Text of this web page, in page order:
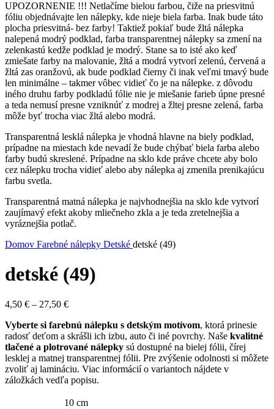
UPOZORNENIE !!! Netlačíme bielou farbou, čiže na priesvitnú
fóliu objednávajte len nálepky, kde nieje biela farba. Inak bude táto
plocha priesvitná- bez farby! Taktiež pokiaľ bude žltá nálepka
nalepená modrý podklad, farba transparentnej nálepky sa zmení na
zelenkastú kedže podklad je modrý. Stane sa to isté ako keď
zmiešate farby na malovanie, žltá a modrá vytvorí zelenú, červená a
žltá zas oranžovú, ak bude podklad čierny či inak veľmi tmavý bude
len minimálne – takmer vôbec vidieť čo je na nálepke. z dôvodu
iného druhu farby podkladú fólie nie je miešanie farieb úpne presné
a teda nemusí presne vzniknúť z modrej a žltej presne zelená, farba
môže byť trocha viac žltá alebo modrá.
Transparentná lesklá nálepka je vhodná hlavne na biely podklad,
prípadne na miestach kde nevadí že bude chýbať biela farba alebo
farby budú skreslené. Prípadne na sklo kde práve chcete aby bolo
cez nálepku trocha vidieť alebo aby nálepka aj zmenila prenikajúcu
farbu svetla.
Transparentná matná nálepka je najvhodnejšia na sklo kde vytvorí
zaujímavý efekt akoby mliečneho zkla a je teda zretelnejšia a
vyráznejšia potlač.
Domov Farebné nálepky Detské detské (49)
detské (49)
4,50 € – 27,50 €Price
4,50 €
through
27,50 €
Vyberte si farebnú nálepku s detským motívom, ktorá prinesie
radosť deťom a skrášli ich izbu, auto či iné povrchy. Naše kvalitné
tlačené a plotrované nálepky sú dostupné na bielej fólii, čírej
lesklej a matnej transparentnej fólii. Pre zvýšenie odolnosti si môžete
zvoliť aj lamináciu. Viac informácií o variantoch nájdete v
záložkách vedľa popisu.
10 cm